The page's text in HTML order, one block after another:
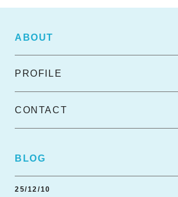
ABOUT
PROFILE
CONTACT
BLOG
25/12/10